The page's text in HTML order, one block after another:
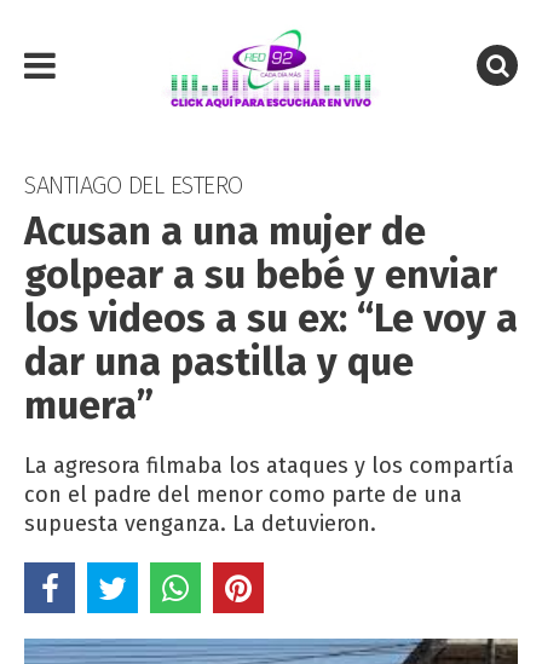
SANTIAGO DEL ESTERO
Acusan a una mujer de
golpear a su bebé y enviar
los videos a su ex: “Le voy a
dar una pastilla y que
muera”
La agresora filmaba los ataques y los compartía
con el padre del menor como parte de una
supuesta venganza. La detuvieron.